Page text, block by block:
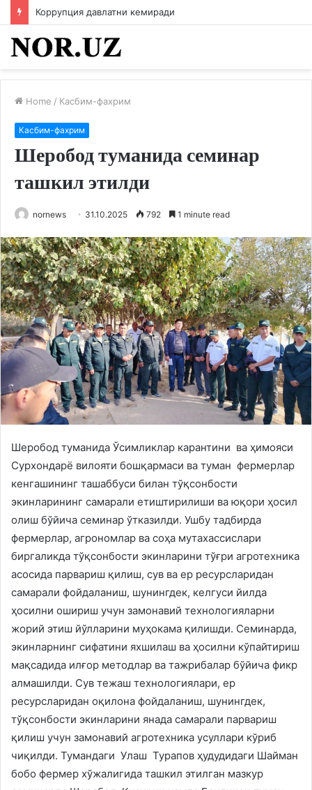
Коррупция давлатни кемиради
Home / Касбим-фахрим
Касбим-фахрим
Шеробод туманида семинар
ташкил этилди
nornews 31.10.2025 792 1 minute read
Шеробод туманида Ўсимликлар карантини ва ҳимояси
Сурхондарё вилояти бошқармаси ва туман фермерлар
кенгашининг ташаббуси билан тўқсонбости
экинларининг самарали етиштирилиши ва юқори ҳосил
олиш бўйича семинар ўтказилди. Ушбу тадбирда
фермерлар, агрономлар ва соҳа мутахассислари
биргаликда тўқсонбости экинларини тўғри агротехника
асосида парвариш қилиш, сув ва ер ресурсларидан
самарали фойдаланиш, шунингдек, келгуси йилда
ҳосилни ошириш учун замонавий технологияларни
жорий этиш йўлларини муҳокама қилишди. Семинарда,
экинларнинг сифатини яхшилаш ва ҳосилни кўпайтириш
мақсадида илғор методлар ва тажрибалар бўйича фикр
алмашилди. Сув тежаш технологиялари, ер
ресурсларидан оқилона фойдаланиш, шунингдек,
тўқсонбости экинларини янада самарали парвариш
қилиш учун замонавий агротехника усуллари кўриб
чиқилди. Тумандаги Улаш Турапов ҳудудидаги Шайман
бобо фермер хўжалигида ташкил этилган мазкур